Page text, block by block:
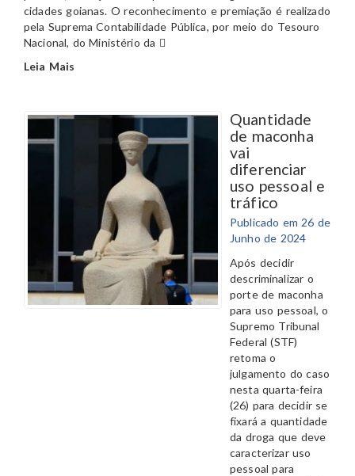
cidades goianas. O reconhecimento e premiação é realizado
pela Suprema Contabilidade Pública, por meio do Tesouro
Nacional, do Ministério da
Leia Mais
Quantidade
de maconha
vai
diferenciar
uso pessoal e
tráfico
Publicado em 26 de
Junho de 2024
Após decidir
descriminalizar o
porte de maconha
para uso pessoal, o
Supremo Tribunal
Federal (STF)
retoma o
julgamento do caso
nesta quarta-feira
(26) para decidir se
fixará a quantidade
da droga que deve
caracterizar uso
pessoal para